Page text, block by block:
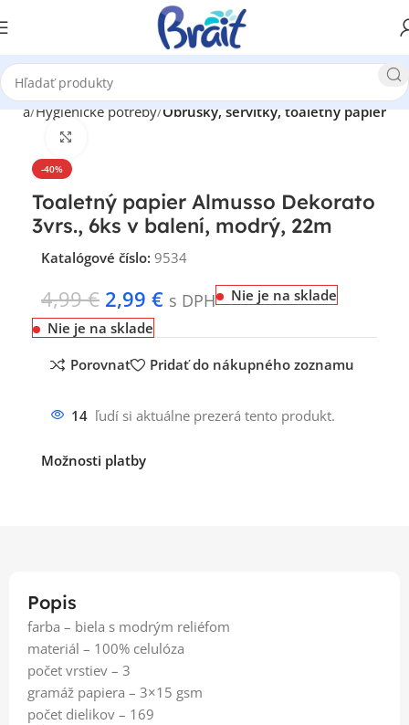
Hygienické potreby Obrúsky, servítky, toaletný papier
-40%
Toaletný papier Almusso Dekorato
3vrs., 6ks v balení, modrý, 22m
Katalógové číslo: 9534
4,99€ 2,99 € s DPH
Nie je na sklade
Nie je na sklade
Porovnať Pridať do nákupného zoznamu
14 ľudí si aktuálne prezerá tento produkt.
Možnosti platby
Popis
farba – biela s modrým reliéfom
materiál – 100% celulóza
počet vrstiev – 3
gramáž papiera – 3×15 gsm
počet dielikov – 169